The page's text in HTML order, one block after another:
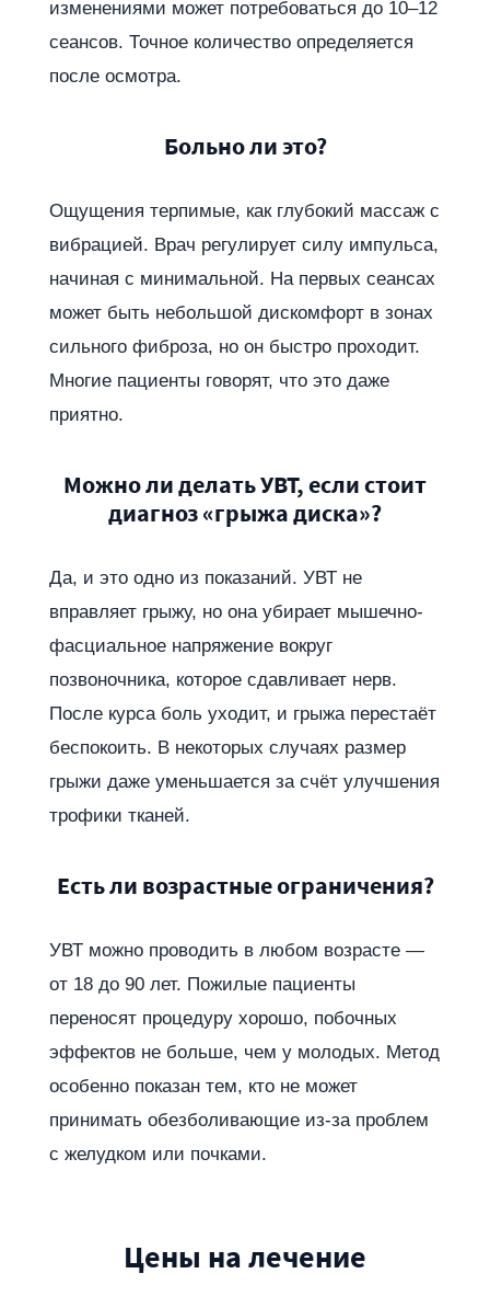
изменениями может потребоваться до 10–12
сеансов. Точное количество определяется
после осмотра.
Больно ли это?
Ощущения терпимые, как глубокий массаж с
вибрацией. Врач регулирует силу импульса,
начиная с минимальной. На первых сеансах
может быть небольшой дискомфорт в зонах
сильного фиброза, но он быстро проходит.
Многие пациенты говорят, что это даже
приятно.
Можно ли делать УВТ, если стоит
диагноз «грыжа диска»?
Да, и это одно из показаний. УВТ не
вправляет грыжу, но она убирает мышечно-
фасциальное напряжение вокруг
позвоночника, которое сдавливает нерв.
После курса боль уходит, и грыжа перестаёт
беспокоить. В некоторых случаях размер
грыжи даже уменьшается за счёт улучшения
трофики тканей.
Есть ли возрастные ограничения?
УВТ можно проводить в любом возрасте —
от 18 до 90 лет. Пожилые пациенты
переносят процедуру хорошо, побочных
эффектов не больше, чем у молодых. Метод
особенно показан тем, кто не может
принимать обезболивающие из-за проблем
с желудком или почками.
Цены на лечение